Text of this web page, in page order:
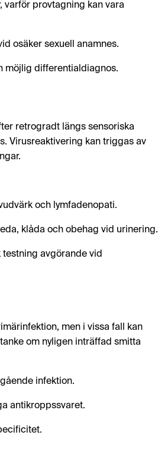
varför provtagning kan vara
osäker sexuell anamnes.
möjlig differentialdiagnos.
retrogradt längs sensoriska
Virusreaktivering kan triggas av
och lymfadenopati.
klåda och obehag vid urinering.
testning avgörande vid
men i vissa fall kan
om nyligen inträffad smitta
infektion.
antikroppssvaret.